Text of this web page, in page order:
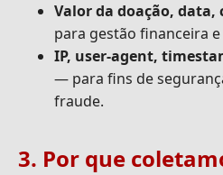
Valor da doação, data,
para gestão financeira
IP, user-agent,
— para fins de
fraude.
3. Por que